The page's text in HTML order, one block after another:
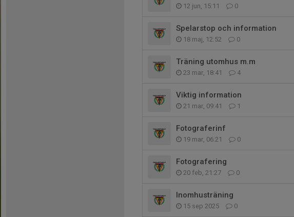
12 jun, 15:11 0
Spelarstop och information
18 maj, 12:52 0
Träning utomhus m.m
23 mar, 18:41 4
Viktig information
21 mar, 09:41 1
Fotograferinf
19 mar, 06:21 0
Fotografering
20 feb, 21:27 0
Inomhusträning
15 sep 2025 0